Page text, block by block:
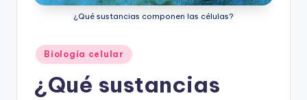
¿Qué sustancias componen las células?
Publicado
en
Biología celular
¿Qué sustancias